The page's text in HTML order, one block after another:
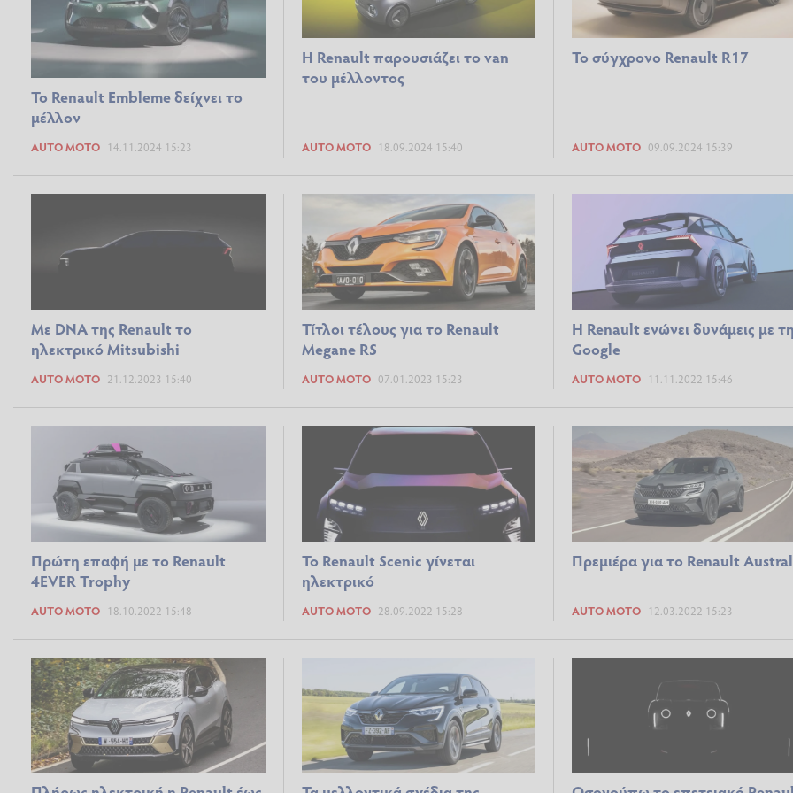
To Renault Embleme δείχνει το
μέλλον
AUTO MOTO 14.11.2024 15:23
Η Renault παρουσιάζει το van
του μέλλοντος
AUTO MOTO 18.09.2024 15:40
Το σύγχρονο Renault R17
AUTO MOTO 09.09.2024 15:39
Mε DNA της Renault το
ηλεκτρικό Mitsubishi
AUTO MOTO 21.12.2023 15:40
Τίτλοι τέλους για το Renault
Megane RS
AUTO MOTO 07.01.2023 15:23
Η Renault ενώνει δυνάμεις με
Google
AUTO MOTO 11.11.2022 15:46
Πρώτη επαφή με το Renault
4EVER Trophy
AUTO MOTO 18.10.2022 15:48
To Renault Scenic γίνεται
ηλεκτρικό
AUTO MOTO 28.09.2022 15:28
Πρεμιέρα για το Renault Austral
AUTO MOTO 12.03.2022 15:23